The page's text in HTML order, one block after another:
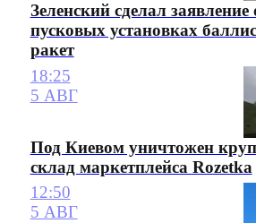
Зеленский сделал заявление
пусковых установках
ракет
18:25
5 АВГ
Под Киевом уничтожен
склад маркетплейса Rozetka
12:50
5 АВГ